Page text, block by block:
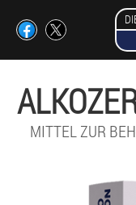
MITTEL ZUR